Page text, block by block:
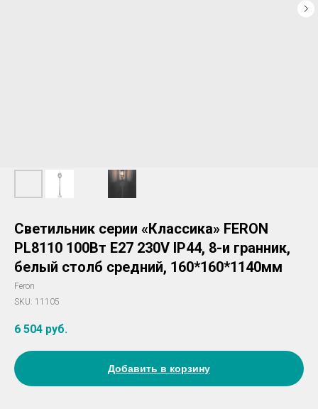
Светильник серии «Классика» FERON
PL8110 100Вт E27 230V IP44, 8-и гранник,
белый столб средний, 160*160*1140мм
Feron
SKU: 11105
6 504 руб.
Добавить в корзину